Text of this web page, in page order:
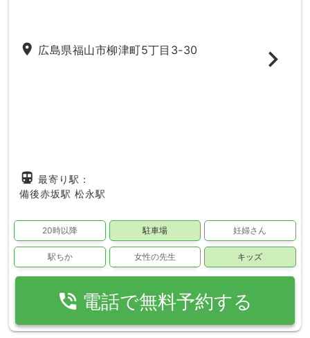
place 広島県福山市柳津町5丁目3-30
directions_subway 最寄り駅：
備後赤坂駅 松永駅
20時以降 駐車場 妊婦さん
駅ちか 女性の先生 キッズ
phone_in_talk 電話で無料予約する